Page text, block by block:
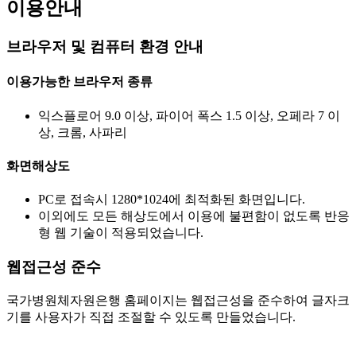
이용안내
브라우저 및 컴퓨터 환경 안내
이용가능한 브라우저 종류
익스플로어 9.0 이상, 파이어 폭스 1.5 이상, 오페라 7 이
상, 크롬, 사파리
화면해상도
PC로 접속시 1280*1024에 최적화된 화면입니다.
이외에도 모든 해상도에서 이용에 불편함이 없도록 반응
형 웹 기술이 적용되었습니다.
웹접근성 준수
국가병원체자원은행 홈페이지는 웹접근성을 준수하여 글자크
기를 사용자가 직접 조절할 수 있도록 만들었습니다.